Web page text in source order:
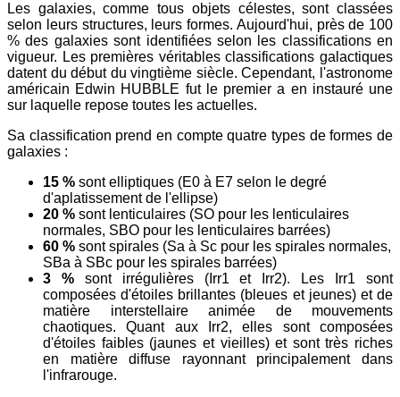
Les galaxies, comme tous objets célestes, sont classées
selon leurs structures, leurs formes. Aujourd'hui, près de 100
% des galaxies sont identifiées selon les classifications en
vigueur. Les premières véritables classifications galactiques
datent du début du vingtième siècle. Cependant, l'astronome
américain Edwin HUBBLE fut le premier a en instauré une
sur laquelle repose toutes les actuelles.
Sa classification prend en compte quatre types de formes de
galaxies :
15 % sont elliptiques (E0 à E7 selon le degré
d'aplatissement de l'ellipse)
20 % sont lenticulaires (SO pour les lenticulaires
normales, SBO pour les lenticulaires barrées)
60 % sont spirales (Sa à Sc pour les spirales normales,
SBa à SBc pour les spirales barrées)
3 %sont irrégulières (Irr1 et Irr2). Les Irr1 sont
composées d'étoiles brillantes (bleues et jeunes) et de
matière interstellaire animée de mouvements
chaotiques. Quant aux Irr2, elles sont composées
d'étoiles faibles (jaunes et vieilles) et sont très riches
en matière diffuse rayonnant principalement dans
l'infrarouge.